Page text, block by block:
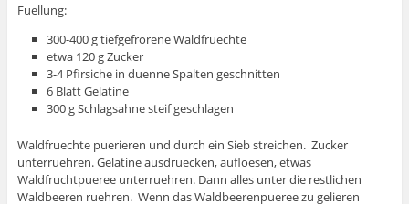
Fuellung:
300-400 g tiefgefrorene Waldfruechte
etwa 120 g Zucker
3-4 Pfirsiche in duenne Spalten geschnitten
6 Blatt Gelatine
300 g Schlagsahne steif geschlagen
Waldfruechte puerieren und durch ein Sieb streichen. Zucker
unterruehren. Gelatine ausdruecken, aufloesen, etwas
Waldfruchtpueree unterruehren. Dann alles unter die restlichen
Waldbeeren ruehren. Wenn das Waldbeerenpueree zu gelieren